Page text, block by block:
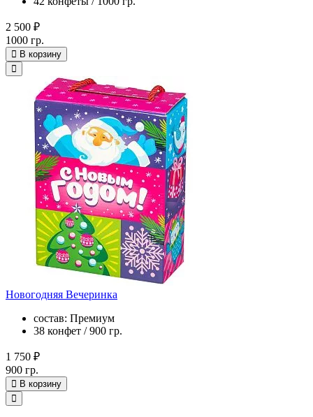
2 500 ₽
1000 гр.
В корзину
Новогодняя Вечеринка
состав: Премиум
38 конфет / 900 гр.
1 750 ₽
900 гр.
В корзину